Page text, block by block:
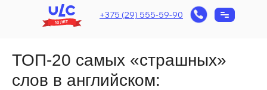
+375 (29) 555-59-90
ТОП-20 самых «страшных»
слов в английском: